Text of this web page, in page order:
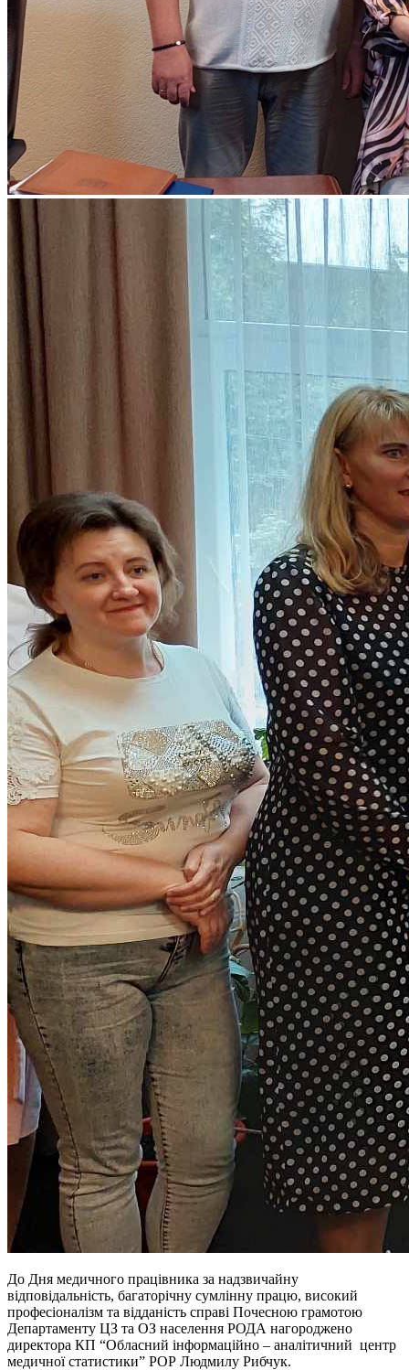
До Дня медичного працівника за надзвичайну
відповідальність, багаторічну сумлінну працю, високий
професіоналізм та відданість справі Почесною грамотою
Департаменту ЦЗ та ОЗ населення РОДА нагороджено
директора КП “Обласний інформаційно – аналітичний центр
медичної статистики” РОР Людмилу Рибчук.